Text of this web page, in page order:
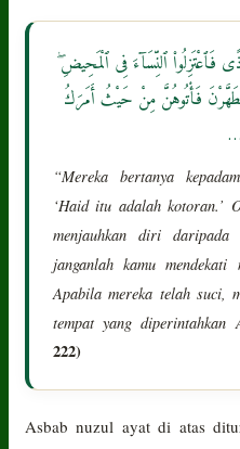
ٱلنِّسَآءَ فِى ٱلْمَحِيضِ
فَأْتُوهُنَّ مِنْ حَيْثُ أَمَرَكُ
“Mereka bertanya
‘Haid itu adalah kotoran.’
menjauhkan diri
janganlah kamu mendekati
Apabila mereka telah suci,
tempat yang diperintahkan
222)
Asbab nuzul ayat di atas